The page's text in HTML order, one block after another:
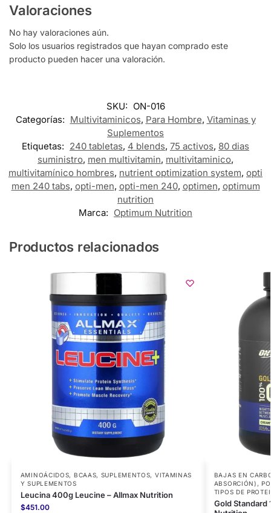
Valoraciones
No hay valoraciones aún.
Solo los usuarios registrados que hayan comprado este
producto pueden hacer una valoración.
SKU: ON-016
Categorías: Multivitaminicos, Para Hombre, Vitaminas y
Suplementos
Etiquetas: 240 tabletas, 4 blends, 75 activos, 80 dias
suministro, men multivitamin, multivitaminico,
multivitamínico hombres, nutrient optimization system, opti
men 240 tabs, opti-men, opti-men 240, optimen, optimum
nutrition
Marca: Optimum Nutrition
Productos relacionados
AMINOÁCIDOS, BCAAS, SUPLEMENTOS, VITAMINAS
Y SUPLEMENTOS
Leucina 400g Leucine – Allmax Nutrition
$451.00
BAJAS EN
ABSORCIÓN) ,
TIPOS DE
Gold Standard